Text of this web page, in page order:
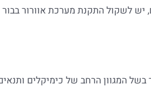
יש לשקול התקנת מערכת אוורור
המגוון הרחב של כימיקלים